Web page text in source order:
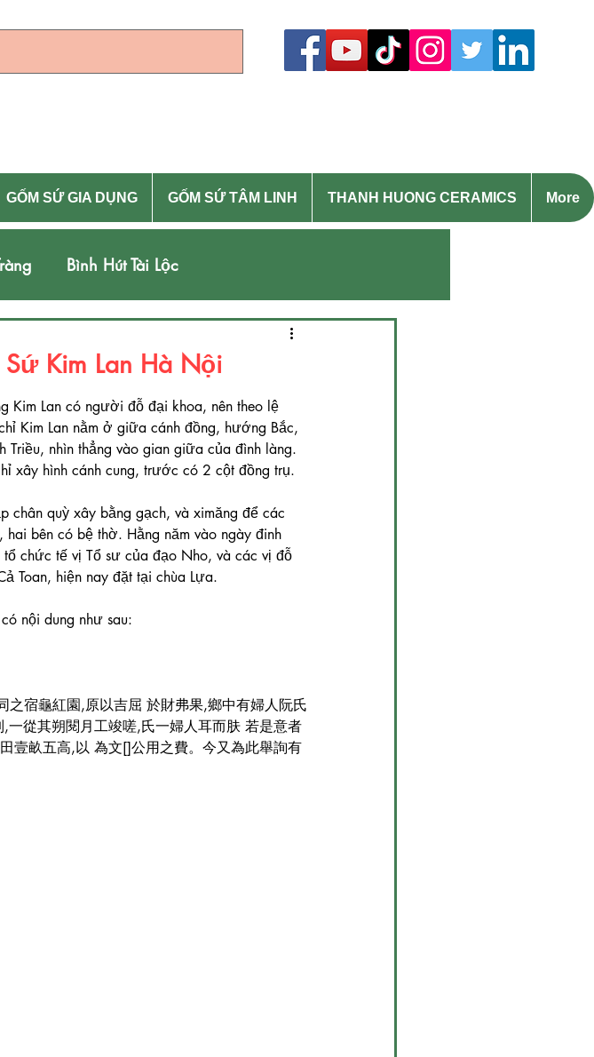
GỐM SỨ GIA DỤNG GỐM SỨ TÂM LINH THANH HUONG CERAMICS More
Bình Hút Tài Lộc
Chậu hoa đẹp
Bat Trang Pottery Village Cốc Ly Sứ Bát Tràng
Kim Lan Hà Nội
Kim Lan có người đỗ đại khoa, nên theo lệ
Kim Lan nằm ở giữa cánh đồng, hướng Bắc,
nhìn thẳng vào gian giữa của đình làng.
xây hình cánh cung, trước có 2 cột đồng trụ.
quỳ xây bằng gạch, và ximăng để các
bên có bệ thờ. Hằng năm vào ngày đinh
chức tế vị Tổ sư của đạo Nho, và các vị đỗ
Toan, hiện nay đặt tại chùa Lựa.
nội dung như sau:
宿龜紅園,原以吉屈 於財弗果,鄉中有婦人阮氏
從其朔閱月工竣嗟,氏一婦人耳而肤 若是意者
壹畝五高,以 為文[]公用之費。今又為此舉詢有